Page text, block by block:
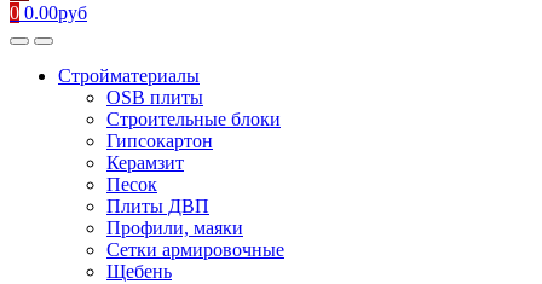
0 0.00руб
Стройматериалы
OSB плиты
Строительные блоки
Гипсокартон
Керамзит
Песок
Плиты ДВП
Профили, маяки
Сетки армировочные
Щебень